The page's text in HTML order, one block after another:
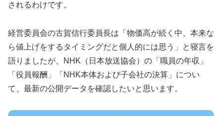
されるわけです。
経営委員会の古賀信行委員長は「物価高が続く中、本来な
ら値上げをするタイミングだと個人的には思う」と寝言を
語りましたが、NHK（日本放送協会）の「職員の年収」
「役員報酬」「NHK本体および子会社の決算」につい
て、最新の公開データを確認したいと思います。